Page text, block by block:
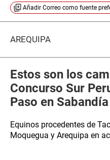
Añadir Correo como fuente
AREQUIPA
Estos son los
Concurso Sur
Paso en Sabandía
Equinos procedentes de
Moquegua y Arequipa en